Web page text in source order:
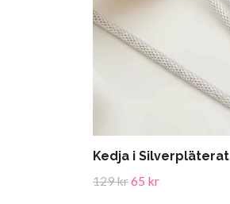
Kedja i Silverpläterat
129 kr65 kr